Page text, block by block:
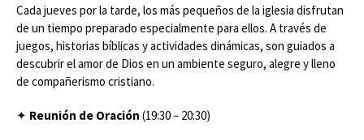
Cada jueves por la tarde, los más pequeños de la iglesia disfrutan
de un tiempo preparado especialmente para ellos. A través de
juegos, historias bíblicas y actividades dinámicas, son guiados a
descubrir el amor de Dios en un ambiente seguro, alegre y lleno
de compañerismo cristiano.
✦ Reunión de Oración (19:30 – 20:30)